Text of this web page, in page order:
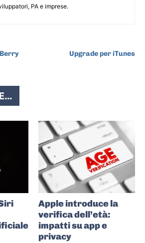
PA e imprese.
Upgrade per iTunes
Apple introduce la
verifica dell’età:
impatti su app e
privacy